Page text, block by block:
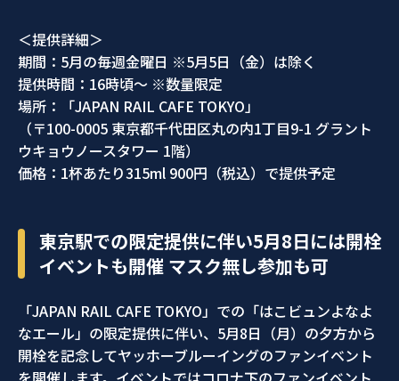
＜提供詳細＞
期間：5月の毎週金曜日 ※5月5日（金）は除く
提供時間：16時頃～ ※数量限定
場所：「JAPAN RAIL CAFE TOKYO」
（〒100-0005 東京都千代田区丸の内1丁目9-1 グラント
ウキョウノースタワー 1階）
価格：1杯あたり315ml 900円（税込）で提供予定
東京駅での限定提供に伴い5月8日には開栓
イベントも開催 マスク無し参加も可
「JAPAN RAIL CAFE TOKYO」での「はこビュンよなよ
なエール」の限定提供に伴い、5月8日（月）の夕方から
開栓を記念してヤッホーブルーイングのファンイベント